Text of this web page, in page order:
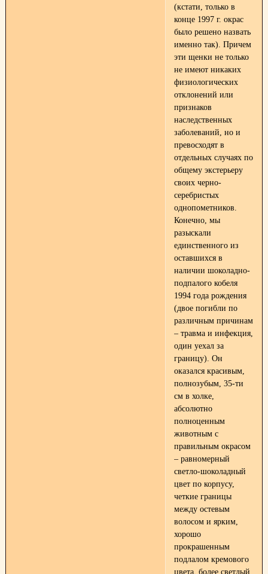
(кстати, только в
конце 1997 г. окрас
было решено назвать
именно так). Причем
эти щенки не только
не имеют никаких
физиологических
отклонений или
признаков
наследственных
заболеваний, но и
превосходят в
отдельных случаях по
общему экстерьеру
своих черно-
серебристых
однопометников.
Конечно, мы
разыскали
единственного из
оставшихся в
наличии шоколадно-
подпалого кобеля
1994 года рождения
(двое погибли по
различным причинам
– травма и инфекция,
один уехал за
границу). Он
оказался красивым,
полнозубым, 35-ти
см в холке,
абсолютно
полноценным
животным с
правильным окрасом
– равномерный
светло-шоколадный
цвет по корпусу,
четкие границы
между остевым
волосом и ярким,
хорошо
прокрашенным
подлалом кремового
цвета, более светлый